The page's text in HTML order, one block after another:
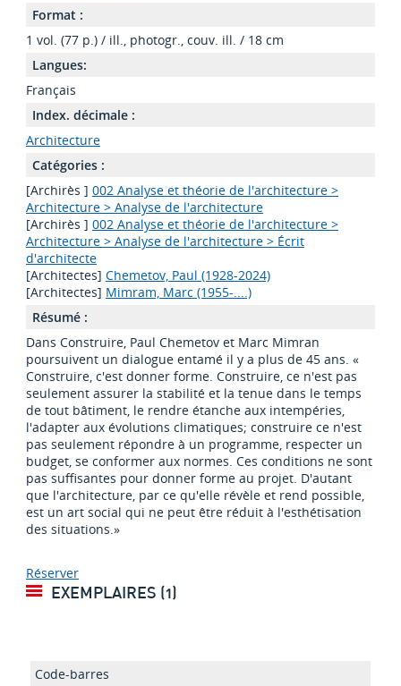
Format :
1 vol. (77 p.) / ill., photogr., couv. ill. / 18 cm
Langues:
Français
Index. décimale :
Architecture
Catégories :
[Archirès ] 002 Analyse et théorie de l'architecture >
Architecture > Analyse de l'architecture
[Archirès ] 002 Analyse et théorie de l'architecture >
Architecture > Analyse de l'architecture > Écrit
d'architecte
[Architectes] Chemetov, Paul (1928-2024)
[Architectes] Mimram, Marc (1955-....)
Résumé :
Dans Construire, Paul Chemetov et Marc Mimran
poursuivent un dialogue entamé il y a plus de 45 ans. «
Construire, c'est donner forme. Construire, ce n'est pas
seulement assurer la stabilité et la tenue dans le temps
de tout bâtiment, le rendre étanche aux intempéries,
l'adapter aux évolutions climatiques; construire ce n'est
pas seulement répondre à un programme, respecter un
budget, se conformer aux normes. Ces conditions ne sont
pas suffisantes pour donner forme au projet. D'autant
que l'architecture, par ce qu'elle révèle et rend possible,
est un art social qui ne peut être réduit à l'esthétisation
des situations.»
Réserver
EXEMPLAIRES (1)